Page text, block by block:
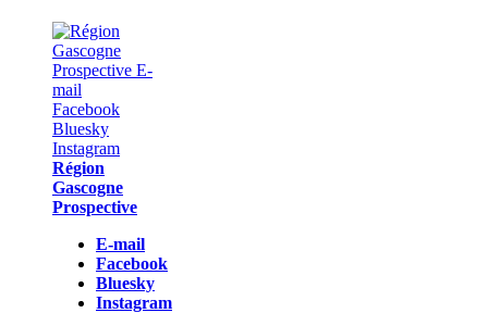
Région
Gascogne
Prospective
E-mail
Facebook
Bluesky
Instagram